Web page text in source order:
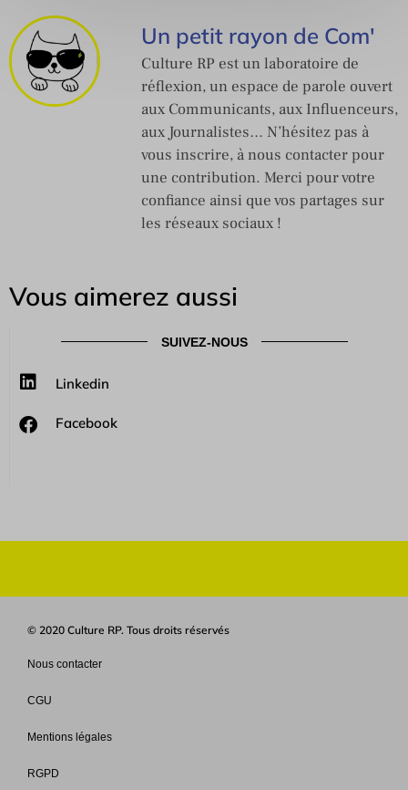
Un petit rayon de Com'
Culture RP est un laboratoire de
réflexion, un espace de parole ouvert
aux Communicants, aux Influenceurs,
aux Journalistes… N’hésitez pas à
vous inscrire, à nous contacter pour
une contribution. Merci pour votre
confiance ainsi que vos partages sur
les réseaux sociaux !
Vous aimerez aussi
SUIVEZ-NOUS
Linkedin
Facebook
© 2020 Culture RP. Tous droits réservés
Nous contacter
CGU
Mentions légales
RGPD